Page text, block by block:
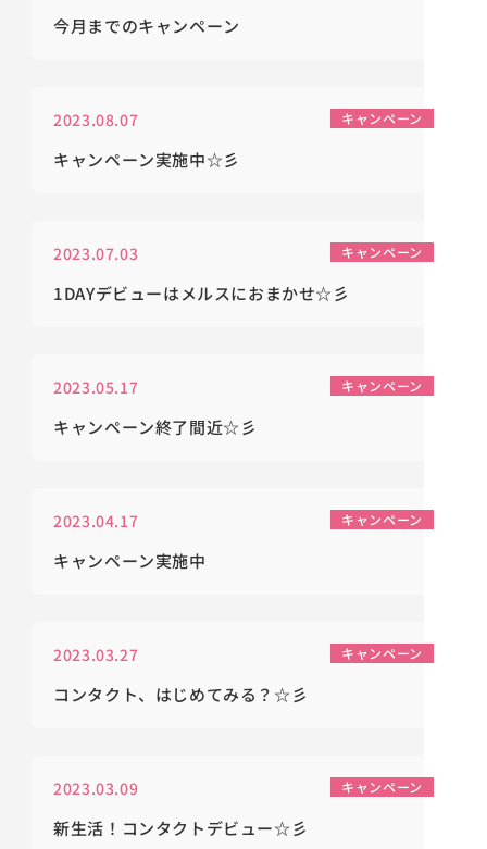
今月までのキャンペーン
2023.08.07 キャンペーン
キャンペーン実施中☆彡
2023.07.03 キャンペーン
1DAYデビューはメルスにおまかせ☆彡
2023.05.17 キャンペーン
キャンペーン終了間近☆彡
2023.04.17 キャンペーン
キャンペーン実施中
2023.03.27 キャンペーン
コンタクト、はじめてみる？☆彡
2023.03.09 キャンペーン
新生活！コンタクトデビュー☆彡